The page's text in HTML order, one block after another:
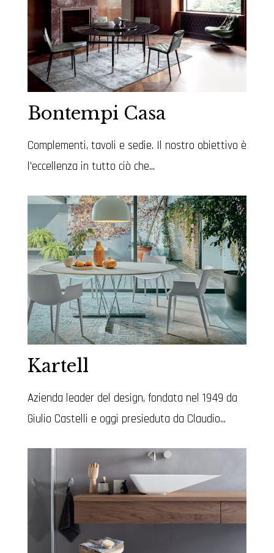
Bontempi Casa
Complementi, tavoli e sedie. Il nostro obiettivo è
l'eccellenza in tutto ciò che...
Kartell
Azienda leader del design, fondata nel 1949 da
Giulio Castelli e oggi presieduta da Claudio...